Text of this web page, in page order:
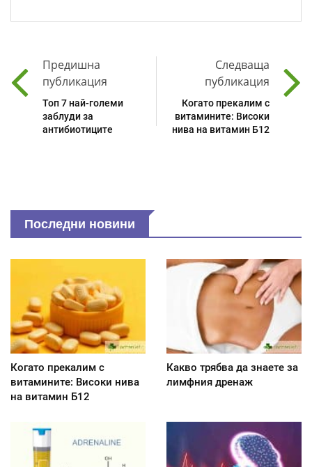
Предишна
публикация
Топ 7 най-големи
заблуди за
антибиотиците
Следваща
публикация
Когато прекалим с
витамините: Високи
нива на витамин Б12
Последни новини
Когато прекалим с
витамините: Високи нива
на витамин Б12
Какво трябва да знаете за
лимфния дренаж